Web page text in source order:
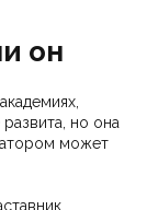
он
но она
может